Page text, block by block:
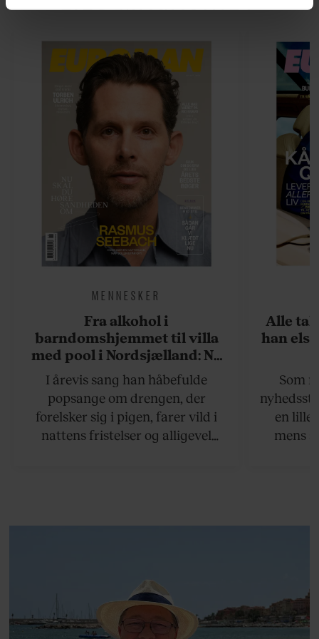
Du kan til enhver tid trække dit samtykke tilbage via
om vores brug af cookies, samarbejdspartnere og
behandling af dine personoplysninger i forbindelse
hermed i både vores
privatlivspolitik cookiepolitik.
MENNESKER
Fra alkohol i
barndomshjemmet til villa
med pool i Nordsjælland: Nu
skal du høre sandheden om
Rasmus Seebach
I årevis sang han håbefulde
popsange om drengen, der
forelsker sig i pigen, farer vild i
nattens fristelser og alligevel
arv, angst, familieliv, frygten for
at miste stemmen og den
livsglæde, han nægter at give slip
Alle
han
Som
en lille
mens